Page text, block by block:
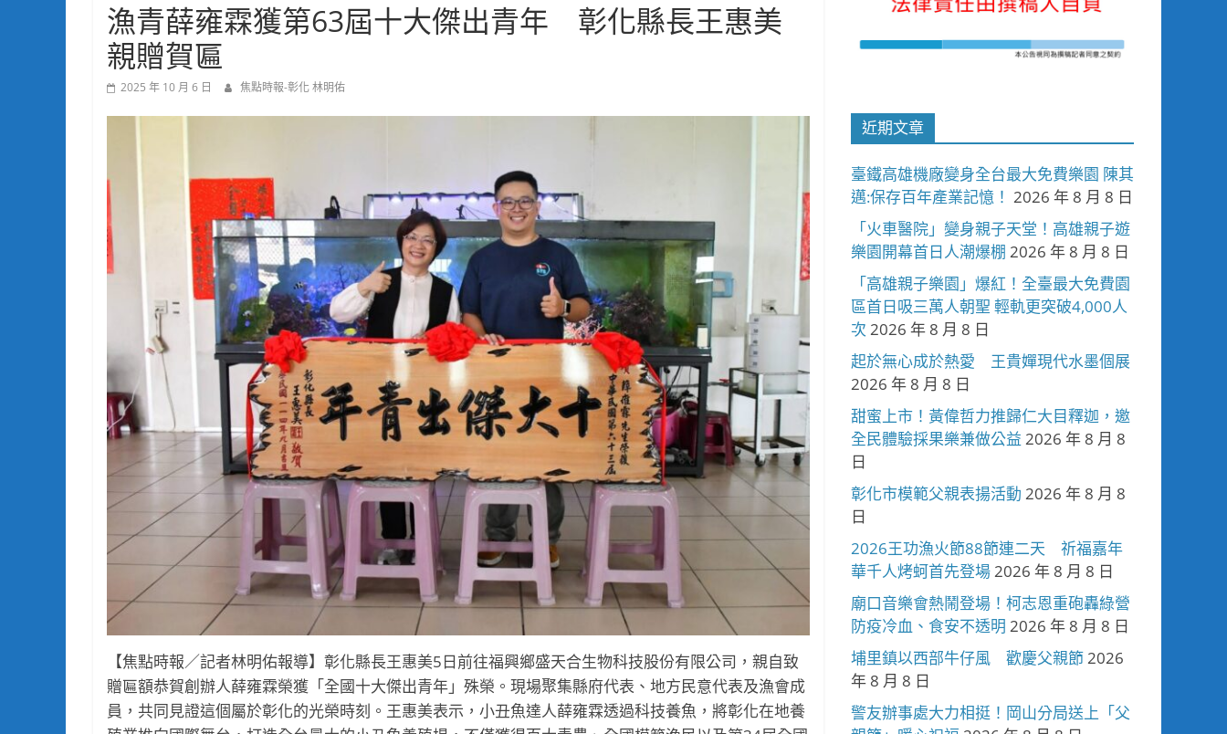
漁青薛雍霖獲第63屆十大傑出青年 彰化縣長王惠美
親贈賀匾
2025 年 10 月 6 日 焦點時報-彰化 林明佑
【焦點時報／記者林明佑報導】彰化縣長王惠美5日前往福興鄉盛天合生物科技股份有限公司，親自致
贈匾額恭賀創辦人薛雍霖榮獲「全國十大傑出青年」殊榮。現場聚集縣府代表、地方民意代表及漁會成
員，共同見證這個屬於彰化的光榮時刻。王惠美表示，小丑魚達人薛雍霖透過科技養魚，將彰化在地養
近期文章
臺鐵高雄機廠變身全台最大免費樂園 陳其
邁:保存百年產業記憶！ 2026 年 8 月 8 日
「火車醫院」變身親子天堂！高雄親子遊
樂園開幕首日人潮爆棚 2026 年 8 月 8 日
「高雄親子樂園」爆紅！全臺最大免費園
區首日吸三萬人朝聖 輕軌更突破4,000人
次 2026 年 8 月 8 日
起於無心成於熱愛 王貴嬋現代水墨個展
2026 年 8 月 8 日
甜蜜上市！黃偉哲力推歸仁大目釋迦，邀
全民體驗採果樂兼做公益 2026 年 8 月 8
日
彰化市模範父親表揚活動 2026 年 8 月 8
日
2026王功漁火節88節連二天 祈福嘉年
華千人烤蚵首先登場2026 年 8 月 8 日
廟口音樂會熱鬧登場！柯志恩重砲轟綠營
防疫冷血、食安不透明 2026 年 8 月 8 日
埔里鎮以西部牛仔風 歡慶父親節2026
年 8 月 8 日
警友辦事處大力相挺！岡山分局送上「父